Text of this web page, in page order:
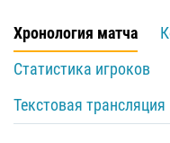
Хронология матча
Статистика игроков
Текстовая трансляция